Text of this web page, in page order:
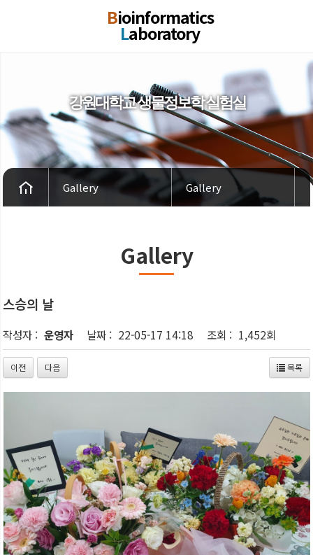
Bioinformatics
Laboratory
강원대학교 생물정보학 실험실
Gallery Gallery
Gallery
스승의 날
작성자 : 운영자 날짜 : 22-05-17 14:18 조회 : 1,452회
이전 다음 목록